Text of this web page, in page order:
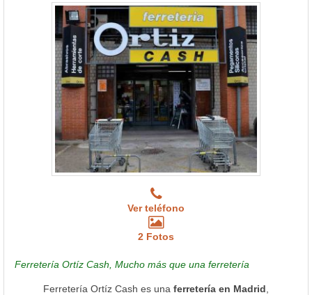
Ver teléfono
2 Fotos
Ferretería Ortíz Cash, Mucho más que una ferretería
Ferretería Ortíz Cash es una ferretería en Madrid